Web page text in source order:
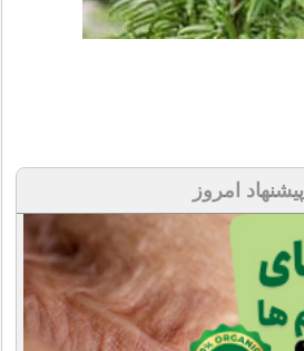
پیشنهاد امروز